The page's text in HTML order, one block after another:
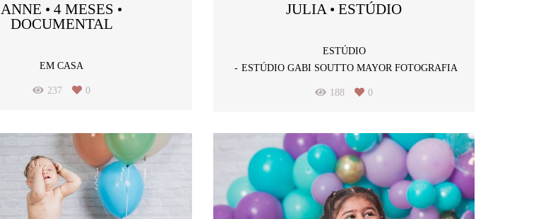
ANNE • 4 MESES •
DOCUMENTAL
EM CASA
237 0
JULIA • ESTÚDIO
ESTÚDIO
ESTÚDIO GABI SOUTTO MAYOR FOTOGRAFIA
188 0